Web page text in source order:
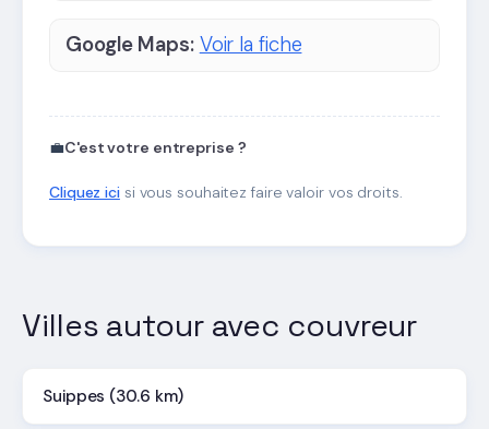
Google Maps: Voir la fiche
💼C'est votre entreprise ?
Cliquez icisi vous souhaitez faire valoir vos droits.
Villes autour avec couvreur
Suippes (30.6 km)